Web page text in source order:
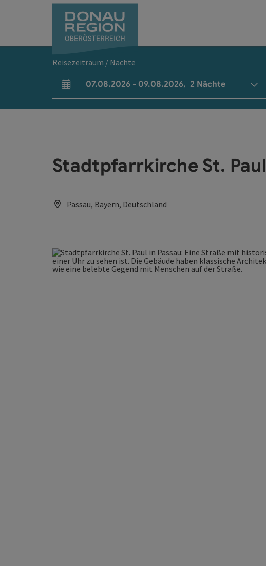
Reisezeitraum / Nächte
An- und Abreisefelder
07.08.2026 - 09.08.2026, 2 Nächte
Stadtpfarrkirche St. Paul
Passau, Bayern, Deutschland